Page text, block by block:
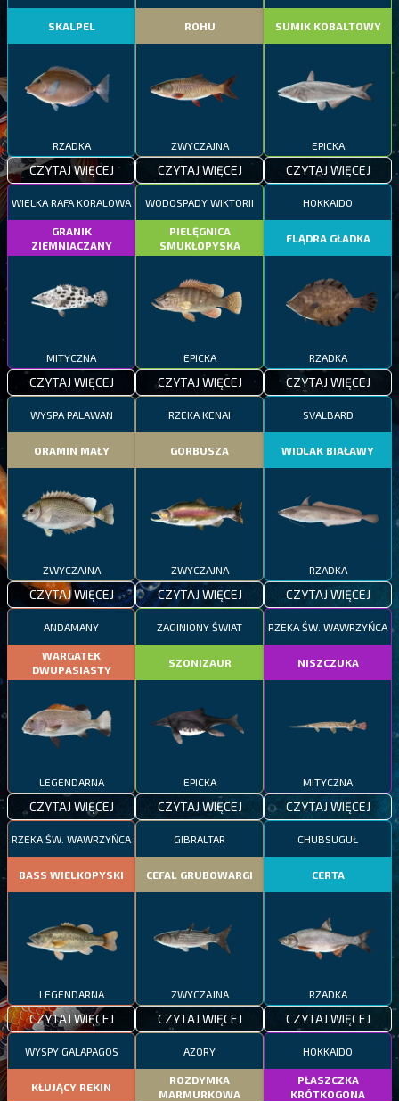
SKALPEL
RZADKA
CZYTAJ WIĘCEJ
ROHU
ZWYCZAJNA
CZYTAJ WIĘCEJ
SUMIK KOBALTOWY
EPICKA
CZYTAJ WIĘCEJ
WIELKA RAFA KORALOWA
GRANIK
ZIEMNIACZANY
MITYCZNA
CZYTAJ WIĘCEJ
WODOSPADY WIKTORII
PIELĘGNICA
SMUKŁOPYSKA
EPICKA
CZYTAJ WIĘCEJ
HOKKAIDO
FLĄDRA GŁADKA
RZADKA
CZYTAJ WIĘCEJ
WYSPA PALAWAN
ORAMIN MAŁY
ZWYCZAJNA
CZYTAJ WIĘCEJ
RZEKA KENAI
GORBUSZA
ZWYCZAJNA
CZYTAJ WIĘCEJ
SVALBARD
WIDLAK BIAŁAWY
RZADKA
CZYTAJ WIĘCEJ
ANDAMANY
WARGATEK
DWUPASIASTY
LEGENDARNA
CZYTAJ WIĘCEJ
ZAGINIONY ŚWIAT
SZONIZAUR
EPICKA
CZYTAJ WIĘCEJ
RZEKA ŚW. WAWRZYŃCA
NISZCZUKA
MITYCZNA
CZYTAJ WIĘCEJ
RZEKA ŚW. WAWRZYŃCA
BASS WIELKOPYSKI
LEGENDARNA
CZYTAJ WIĘCEJ
GIBRALTAR
CEFAL GRUBOWARGI
ZWYCZAJNA
CZYTAJ WIĘCEJ
CHUBSUGUŁ
CERTA
RZADKA
CZYTAJ WIĘCEJ
WYSPY GALAPAGOS
KŁUJĄCY REKIN
AZORY
ROZDYMKA
MARMURKOWA
HOKKAIDO
PŁASZCZKA
KRÓTKOGONA